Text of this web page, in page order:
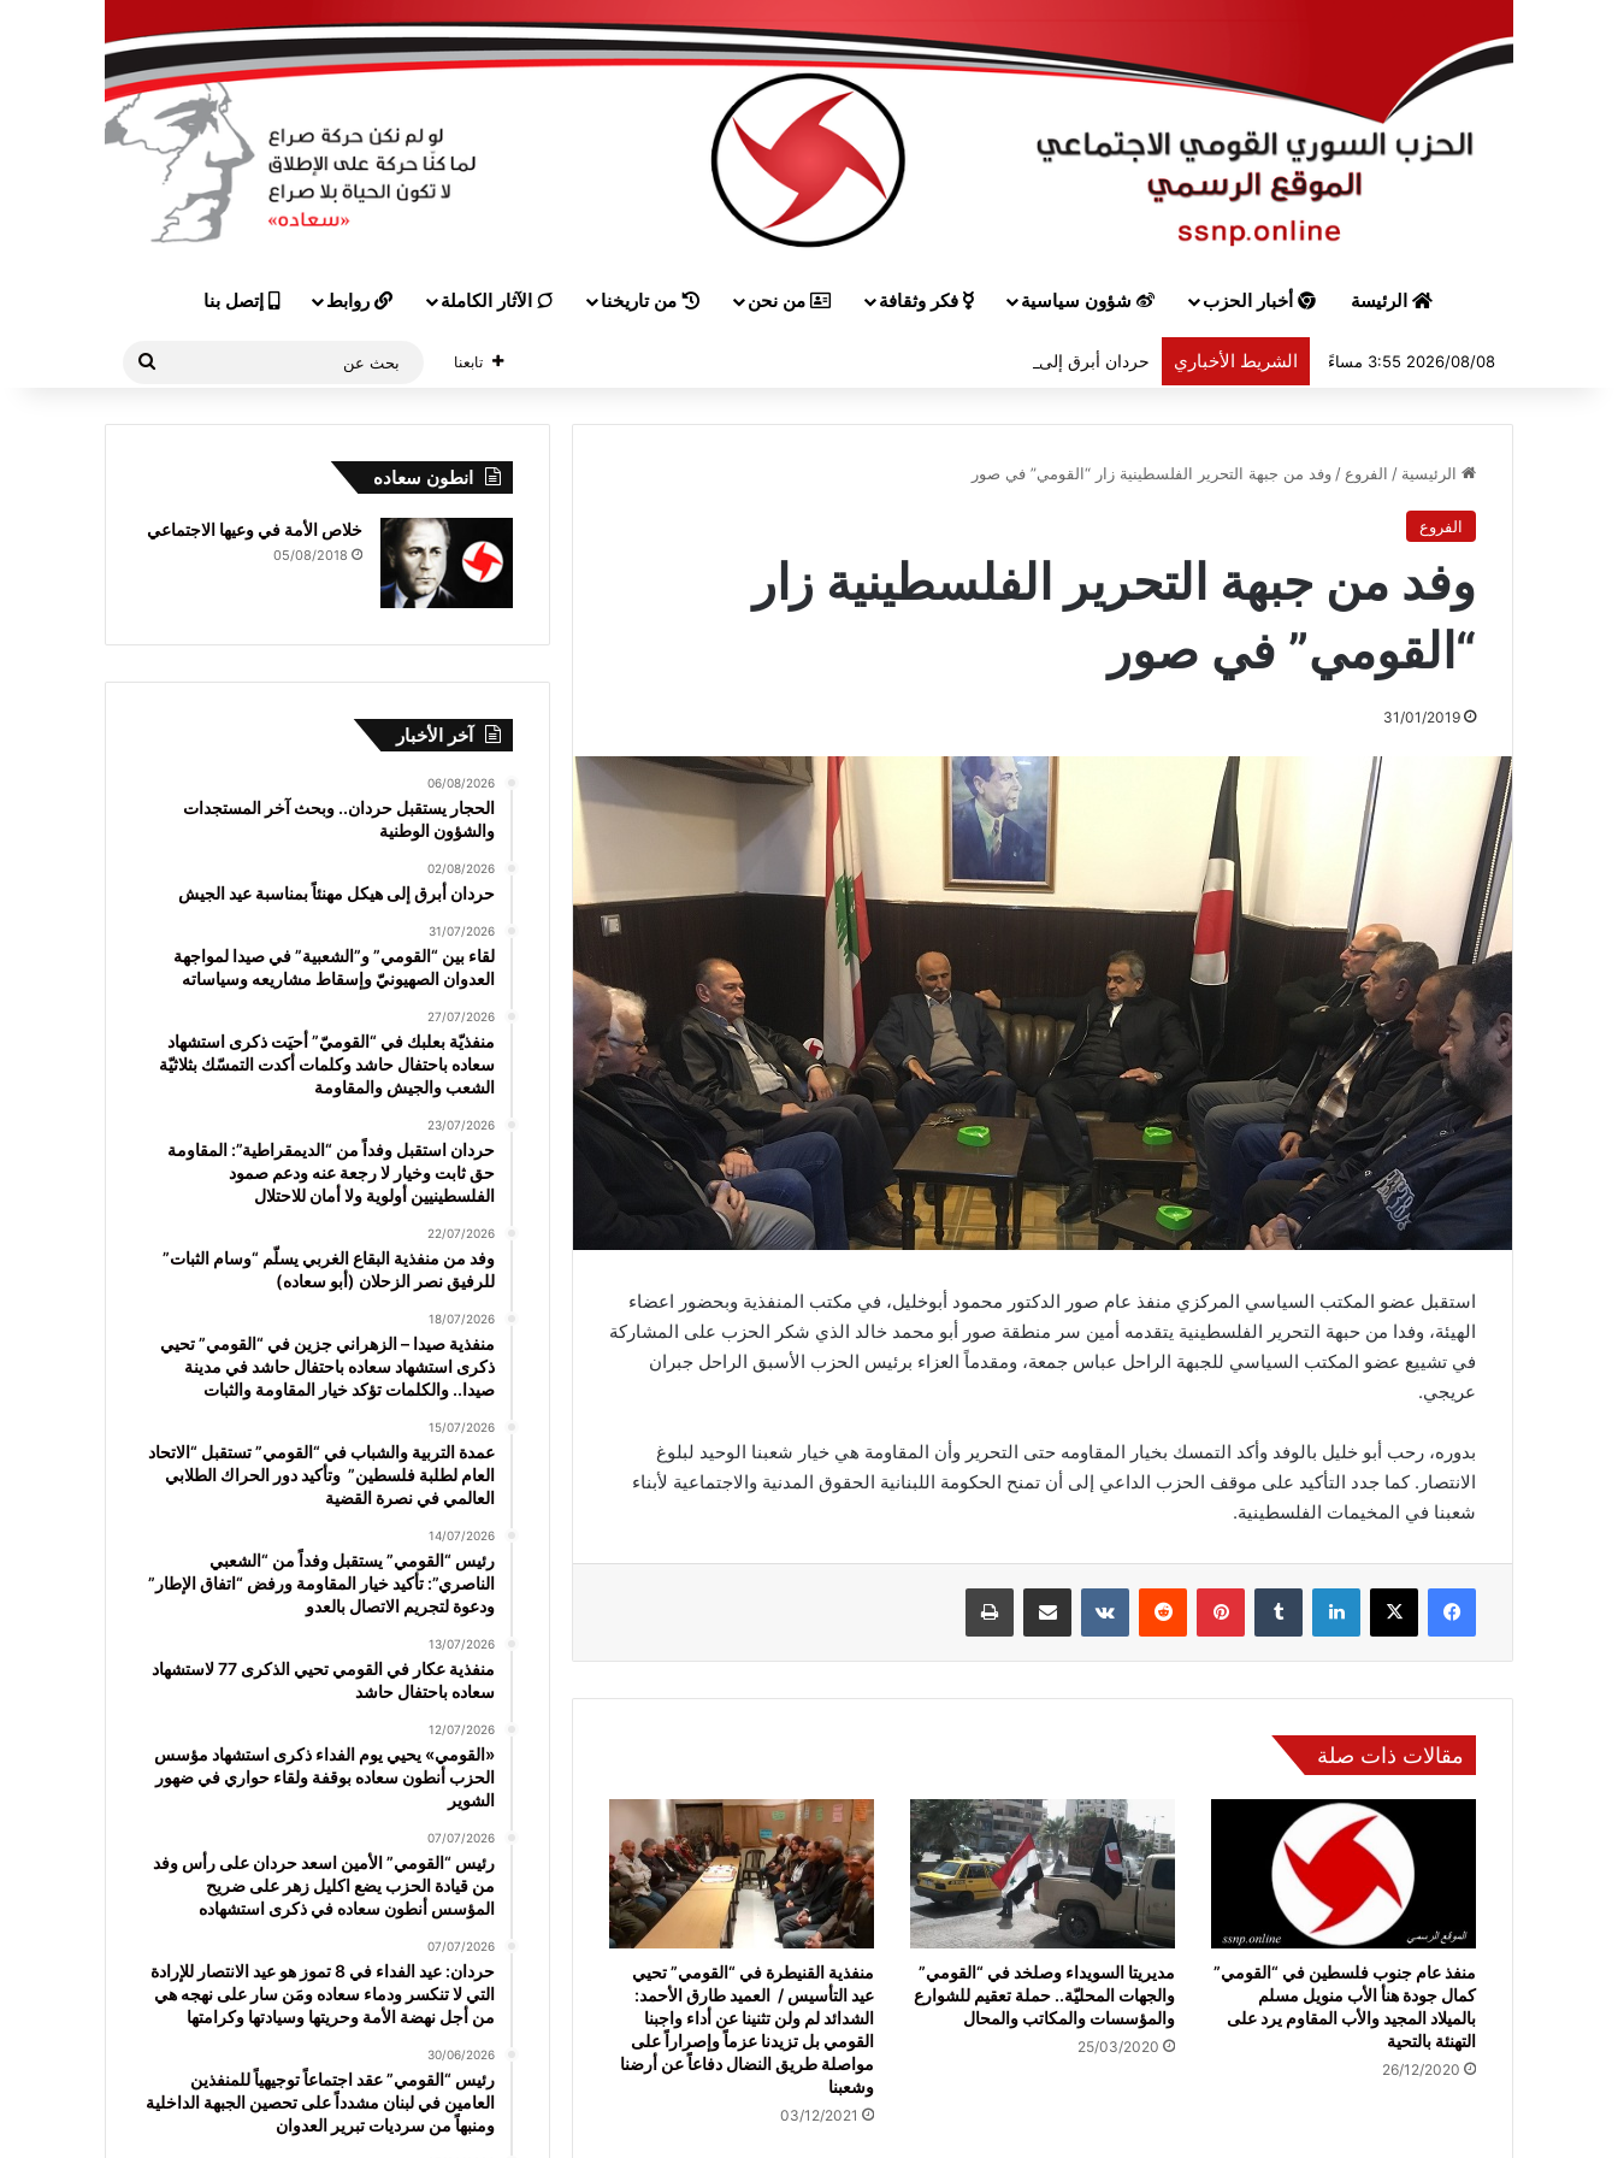
الرئيسة أخبار الحزب شؤون سياسية فكر وثقافة من نحن من تاريخنا الآثار الكاملة روابط إتصل بنا
2026/08/08 3:55 مساءً الشريط الأخباري حردان أبرق إلى هيكل مهنئاً بمناسبة عيد الجيش تابعنا
الرئيسية / الفروع / وفد من جبهة التحرير الفلسطينية زار “القومي” في صور
الفروع
وفد من جبهة التحرير الفلسطينية زار
“القومي” في صور
31/01/2019
استقبل عضو المكتب السياسي المركزي منفذ عام صور الدكتور محمود أبوخليل، في مكتب المنفذية وبحضور اعضاء
الهيئة، وفدا من حبهة التحرير الفلسطينية يتقدمه أمين سر منطقة صور أبو محمد خالد الذي شكر الحزب على المشاركة
في تشييع عضو المكتب السياسي للجبهة الراحل عباس جمعة، ومقدماً العزاء برئيس الحزب الأسبق الراحل جبران
عريجي.
بدوره، رحب أبو خليل بالوفد وأكد التمسك بخيار المقاومه حتى التحرير وأن المقاومة هي خيار شعبنا الوحيد لبلوغ
الانتصار. كما جدد التأكيد على موقف الحزب الداعي إلى أن تمنح الحكومة اللبنانية الحقوق المدنية والاجتماعية لأبناء
شعبنا في المخيمات الفلسطينية.
فيسبوك لينكدإن بينتيريست
مقالات ذات صلة
منفذ عام جنوب فلسطين في “القومي”
كمال جودة هنأ الأب منويل مسلم
بالميلاد المجيد والأب المقاوم يرد على
التهنئة بالتحية
26/12/2020
مديريتا السويداء وصلخد في “القومي”
والجهات المحليّة.. حملة تعقيم للشوارع
والمؤسسات والمكاتب والمحال
25/03/2020
منفذية القنيطرة في “القومي” تحيي
عيد التأسيس / العميد طارق الأحمد:
الشدائد لم ولن تثنينا عن أداء واجبنا
القومي بل تزيدنا عزماً وإصراراً على
مواصلة طريق النضال دفاعاً عن أرضنا
وشعبنا
03/12/2021
انطون سعاده
خلاص الأمة في وعيها الاجتماعي
05/08/2018
آخر الأخبار
06/08/2026
الحجار يستقبل حردان.. وبحث آخر المستجدات
والشؤون الوطنية
02/08/2026
حردان أبرق إلى هيكل مهنئاً بمناسبة عيد الجيش
31/07/2026
لقاء بين “القومي” و”الشعبية” في صيدا لمواجهة
العدوان الصهيونيّ وإسقاط مشاريعه وسياساته
27/07/2026
منفذيّة بعلبك في “القوميّ” أحيَت ذكرى استشهاد
سعاده باحتفال حاشد وكلمات أكدت التمسّك بثلاثيّة
الشعب والجيش والمقاومة
23/07/2026
حردان استقبل وفداً من “الديمقراطية”: المقاومة
حق ثابت وخيار لا رجعة عنه ودعم صمود
الفلسطينيين أولوية ولا أمان للاحتلال
22/07/2026
وفد من منفذية البقاع الغربي يسلّم “وسام الثبات”
للرفيق نصر الزحلان (أبو سعاده)
18/07/2026
منفذية صيدا – الزهراني جزين في “القومي” تحيي
ذكرى استشهاد سعاده باحتفال حاشد في مدينة
صيدا.. والكلمات تؤكد خيار المقاومة والثبات
15/07/2026
عمدة التربية والشباب في “القومي” تستقبل “الاتحاد
العام لطلبة فلسطين” وتأكيد دور الحراك الطلابي
العالمي في نصرة القضية
14/07/2026
رئيس “القومي” يستقبل وفداً من “الشعبي
الناصري”: تأكيد خيار المقاومة ورفض “اتفاق الإطار”
ودعوة لتجريم الاتصال بالعدو
13/07/2026
منفذية عكار في القومي تحيي الذكرى 77 لاستشهاد
سعاده باحتفال حاشد
12/07/2026
«القومي» يحيي يوم الفداء ذكرى استشهاد مؤسس
الحزب أنطون سعاده بوقفة ولقاء حواري في ضهور
الشوير
07/07/2026
رئيس “القومي” الأمين اسعد حردان على رأس وفد
من قيادة الحزب يضع اكليل زهر على ضريح
المؤسس أنطون سعاده في ذكرى استشهاده
07/07/2026
حردان: عيد الفداء في 8 تموز هو عيد الانتصار للإرادة
التي لا تنكسر ودماء سعاده ومَن سار على نهجه هي
من أجل نهضة الأمة وحريتها وسيادتها وكرامتها
30/06/2026
رئيس “القومي” عقد اجتماعاً توجيهياً للمنفذين
العامين في لبنان مشدداً على تحصين الجبهة الداخلية
ومنبهاً من سرديات تبرير العدوان